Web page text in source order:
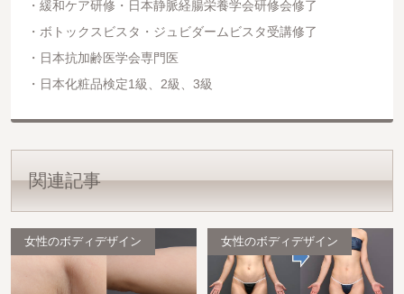
緩和ケア研修・日本静脈経腸栄養学会研修会修了
ボトックスビスタ・ジュビダームビスタ受講修了
日本抗加齢医学会専門医
日本化粧品検定1級、2級、3級
関連記事
女性のボディデザイン 女性のボディデザイン